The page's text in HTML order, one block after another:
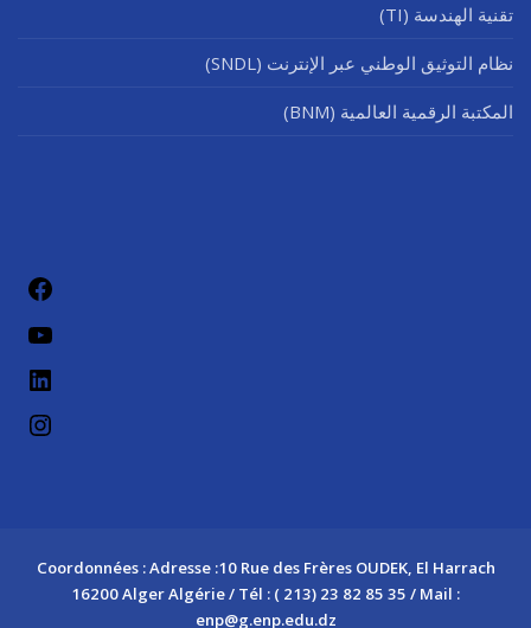
تقنية الهندسة (TI)
نظام التوثيق الوطني عبر الإنترنت (SNDL)
المكتبة الرقمية العالمية (BNM)
لينكد إن
Coordonnées : Adresse :10 Rue des Frères OUDEK, El Harrach
16200 Alger Algérie / Tél : ( 213) 23 82 85 35 / Mail :
enp@g.enp.edu.dz